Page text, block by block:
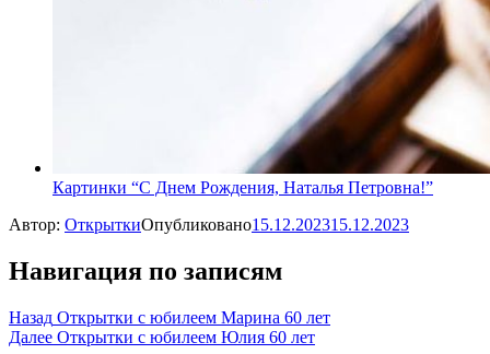
Картинки “С Днем Рождения, Наталья Петровна!”
Автор: ОткрыткиОпубликовано15.12.202315.12.2023
Навигация по записям
Назад Открытки с юбилеем Марина 60 лет
Далее Открытки с юбилеем Юлия 60 лет